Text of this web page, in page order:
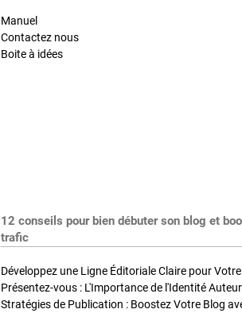
Manuel
Contactez nous
Boite à idées
12 conseils pour bien débuter son blog et
trafic
Développez une Ligne Éditoriale Claire pour
Présentez-vous : L'Importance de l'Identité